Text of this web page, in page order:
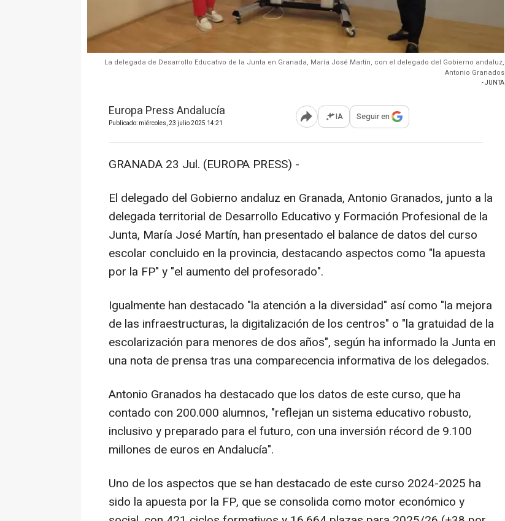
La delegada de Desarrollo Educativo de la Junta en Granada, María José Martín, con el delegado del Gobierno andaluz,
Antonio Granados
- JUNTA
Europa Press Andalucía
Publicado: miércoles, 23 julio 2025 14:21 Abrir opciones para compartir
IA Seguir en
GRANADA 23 Jul. (EUROPA PRESS) -
El delegado del Gobierno andaluz en Granada, Antonio Granados, junto a la
delegada territorial de Desarrollo Educativo y Formación Profesional de la
Junta, María José Martín, han presentado el balance de datos del curso
escolar concluido en la provincia, destacando aspectos como "la apuesta
por la FP" y "el aumento del profesorado".
Igualmente han destacado "la atención a la diversidad" así como "la mejora
de las infraestructuras, la digitalización de los centros" o "la gratuidad de la
escolarización para menores de dos años", según ha informado la Junta en
una nota de prensa tras una comparecencia informativa de los delegados.
Antonio Granados ha destacado que los datos de este curso, que ha
contado con 200.000 alumnos, "reflejan un sistema educativo robusto,
inclusivo y preparado para el futuro, con una inversión récord de 9.100
millones de euros en Andalucía".
Uno de los aspectos que se han destacado de este curso 2024-2025 ha
sido la apuesta por la FP, que se consolida como motor económico y